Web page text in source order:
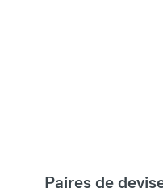
Paires de